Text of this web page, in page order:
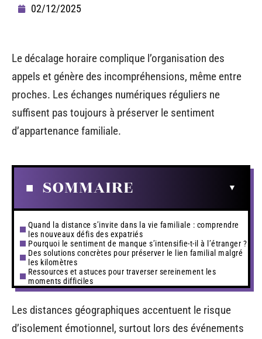
02/12/2025
Le décalage horaire complique l’organisation des
appels et génère des incompréhensions, même entre
proches. Les échanges numériques réguliers ne
suffisent pas toujours à préserver le sentiment
d’appartenance familiale.
SOMMAIRE
Quand la distance s’invite dans la vie familiale : comprendre
les nouveaux défis des expatriés
Pourquoi le sentiment de manque s’intensifie-t-il à l’étranger ?
Des solutions concrètes pour préserver le lien familial malgré
les kilomètres
Ressources et astuces pour traverser sereinement les
moments difficiles
Les distances géographiques accentuent le risque
d’isolement émotionnel, surtout lors des événements